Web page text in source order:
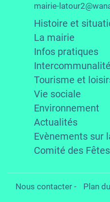
mairie-
Histoire et
La mairie
Infos pratiques
Intercommunalité
Tourisme et
Vie sociale
Environnement
Actualités
Evènements sur
Comité des Fêtes
Nous contacter- Plan